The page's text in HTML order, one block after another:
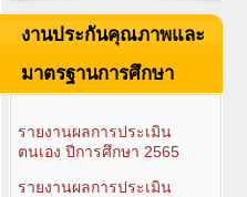
งานประกันคุณภาพและ
มาตรฐานการศึกษา
รายงานผลการประเมิน
ตนเอง ปีการศึกษา 2565
รายงานผลการประเมิน